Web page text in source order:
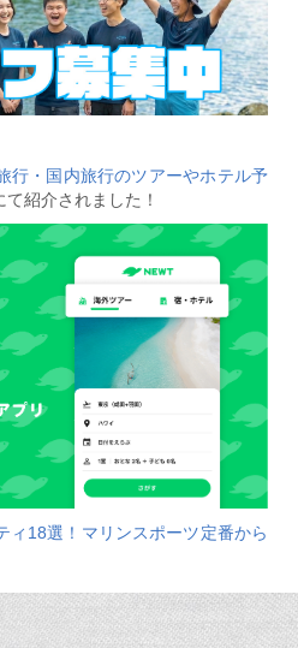
行・国内旅行のツアーやホテル予
て紹介されました！
ィ18選！マリンスポーツ定番から